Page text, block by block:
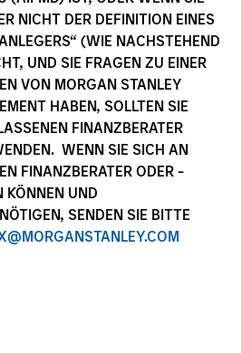
NICHT DER DEFINITION EINES
(WIE NACHSTEHEND
UND SIE FRAGEN ZU EINER
VON MORGAN STANLEY
HABEN, SOLLTEN SIE
FINANZBERATER
WENN SIE SICH AN
FINANZBERATER ODER -
KÖNNEN UND
SENDEN SIE BITTE